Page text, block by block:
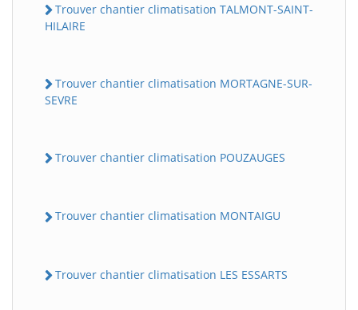
Trouver chantier climatisation TALMONT-SAINT-
HILAIRE
Trouver chantier climatisation MORTAGNE-SUR-
SEVRE
Trouver chantier climatisation POUZAUGES
Trouver chantier climatisation MONTAIGU
Trouver chantier climatisation LES ESSARTS